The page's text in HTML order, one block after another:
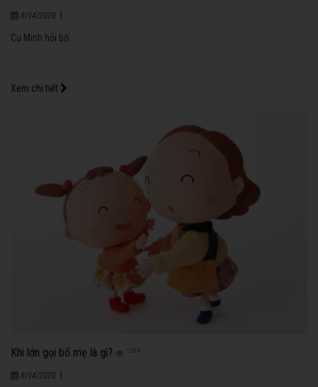
8/14/2020
Cu Minh hỏi bố:
Xem chi tiết
Khi lớn gọi bố mẹ là gì? 1284
8/14/2020